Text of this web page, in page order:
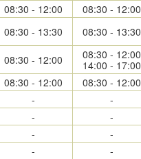
08:30 - 12:00 08:30 - 12:00
08:30 - 13:30 08:30 - 13:30
08:30 - 12:00
08:30 - 12:00
14:00 - 17:00
08:30 - 12:00 08:30 - 12:00
- -
- -
- -
- -